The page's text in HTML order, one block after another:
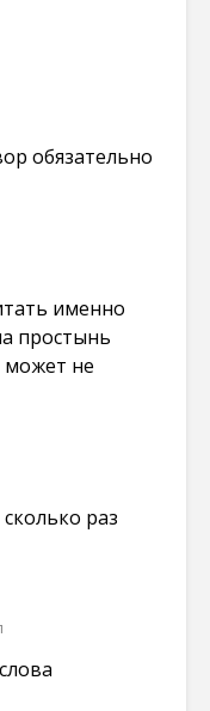
обязательно
именно
простынь
может не
раз